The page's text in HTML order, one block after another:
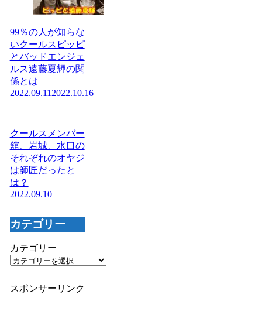
99％の人が知らな
いクールスピッピ
とバッドエンジェ
ルス遠藤夏輝の関
係とは
2022.09.11 2022.10.16
クールスメンバー
舘、岩城、水口の
それぞれのオヤジ
は師匠だったと
は？
2022.09.10
カテゴリー
カテゴリー
スポンサーリンク